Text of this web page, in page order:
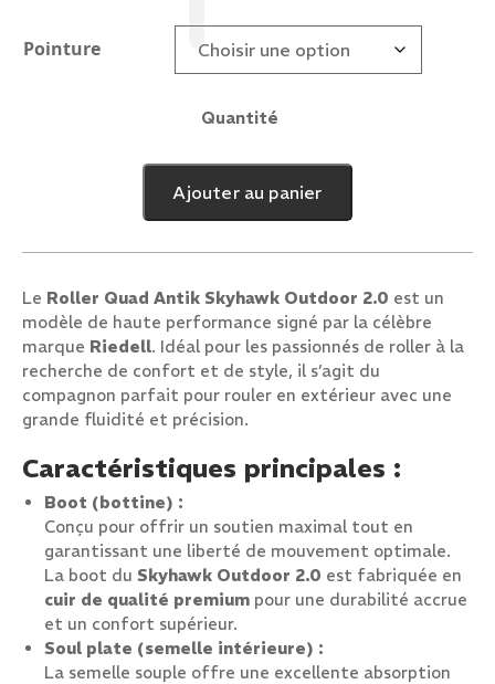
Pointure
Quantitéquantité
Skyhawk
Black
Ajouter au panier
Le Roller Quad Antik Skyhawk Outdoor 2.0 est un
modèle de haute performance signé par la célèbre
marque Riedell. Idéal pour les passionnés de roller à la
recherche de confort et de style, il s’agit du
compagnon parfait pour rouler en extérieur avec une
grande fluidité et précision.
Caractéristiques principales :
Boot (bottine) :
Conçu pour offrir un soutien maximal tout en
garantissant une liberté de mouvement optimale.
La boot du Skyhawk Outdoor 2.0 est fabriquée en
cuir de qualité premium pour une durabilité accrue
et un confort supérieur.
Soul plate (semelle intérieure) :
La semelle souple offre une excellente absorption